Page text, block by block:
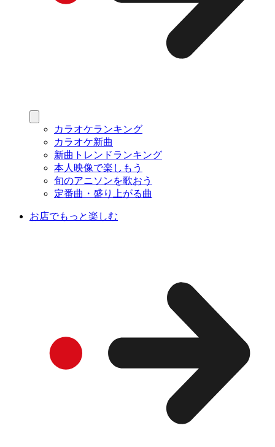
カラオケランキング
カラオケ新曲
新曲トレンドランキング
本人映像で楽しもう
旬のアニソンを歌おう
定番曲・盛り上がる曲
お店でもっと楽しむ